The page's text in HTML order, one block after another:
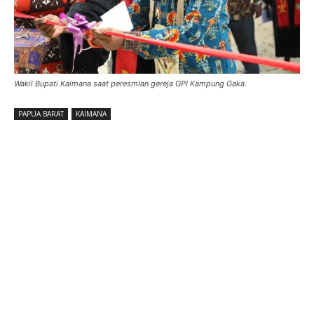
Wakil Bupati Kaimana saat peresmian gereja GPI Kampung Gaka.
PAPUA BARAT KAIMANA